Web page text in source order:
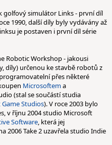
golfový simulátor Links - první díl
1990, další díly byly vydávány až
je postaven i první díl série
Robotic Workshop - jakousi
díly) určenou ke stavbě robotů z
přes některé
Microsoftema
(stal se součástí studia
Studios). V roce 2003 bylo
v říjnu 2004 studio Microsoft
Software, která jej
2006 Take 2 uzavřela studio Indie